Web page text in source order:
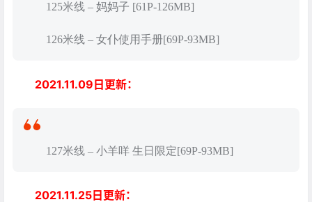
125米线 – 妈妈子 [61P-126MB]
126米线 – 女仆使用手册[69P-93MB]
2021.11.09日更新：
127米线 – 小羊咩 生日限定[69P-93MB]
2021.11.25日更新：